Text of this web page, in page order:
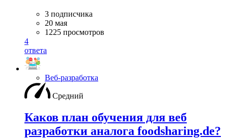
3 подписчика
20 мая
1225 просмотров
4
ответа
Веб-разработка
Средний
Каков план обучения для веб
разработки аналога foodsharing.de?